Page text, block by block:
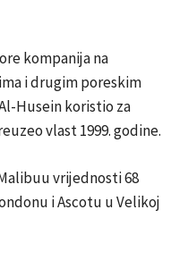
kompanija na
i drugim poreskim
Husein koristio za
vlast 1999. godine.
vrijednosti 68
i Ascotu u Velikoj